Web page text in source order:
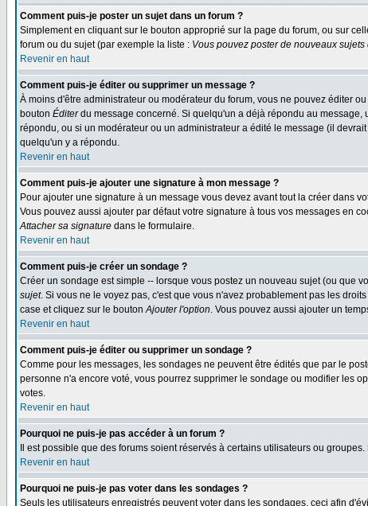
Comment puis-je poster un sujet dans un forum ?
Simplement en cliquant sur le bouton approprié sur la page du forum, ou sur
forum ou du sujet (par exemple la liste : Vous pouvez poster de nouveaux
Revenir en haut
Comment puis-je éditer ou supprimer un message ?
À moins d'être administrateur ou modérateur du forum, vous ne pouvez éditer
bouton Éditerdu message concerné. Si quelqu'un a déjà répondu au message,
répondu, ou si un modérateur ou un administrateur a édité le message (il
quelqu'un y a répondu.
Revenir en haut
Comment puis-je ajouter une signature à mon message ?
Pour ajouter une signature à un message vous devez avant tout la créer dans
Vous pouvez aussi ajouter par défaut votre signature à tous vos messages en
Attacher sa signature dans le formulaire.
Revenir en haut
Comment puis-je créer un sondage ?
Créer un sondage est simple -- lorsque vous postez un nouveau sujet (ou que
sujet. Si vous ne le voyez pas, c'est que vous n'avez probablement pas les
case et cliquez sur le boutonAjouter l'option. Vous pouvez aussi ajouter un
Revenir en haut
Comment puis-je éditer ou supprimer un sondage ?
Comme pour les messages, les sondages ne peuvent être édités que par le
personne n'a encore voté, vous pourrez supprimer le sondage ou modifier les
votes.
Revenir en haut
Pourquoi ne puis-je pas accéder à un forum ?
Il est possible que des forums soient réservés à certains utilisateurs ou
Revenir en haut
Pourquoi ne puis-je pas voter dans les sondages ?
Seuls les utilisateurs enregistrés peuvent voter dans les sondages, ceci afin